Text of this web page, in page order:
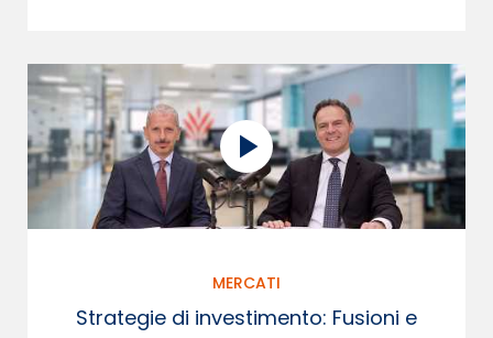
MERCATI
Strategie di investimento: Fusioni e